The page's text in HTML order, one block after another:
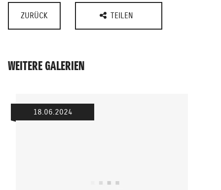
ZURÜCK TEILEN
WEITERE GALERIEN
18.06.2024